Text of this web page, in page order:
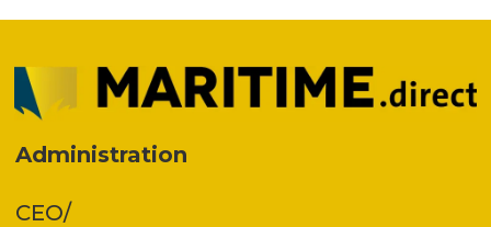
Administration
CEO/